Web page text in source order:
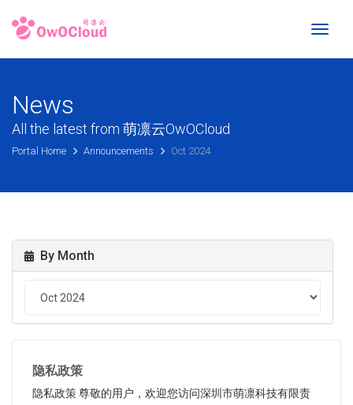
Toggle
News
All the latest from 萌凛云OwOCloud
Portal Home Announcements Oct 2024
By Month
隐私政策
隐私政策 尊敬的用户，欢迎您访问深圳市萌凛科技有限责